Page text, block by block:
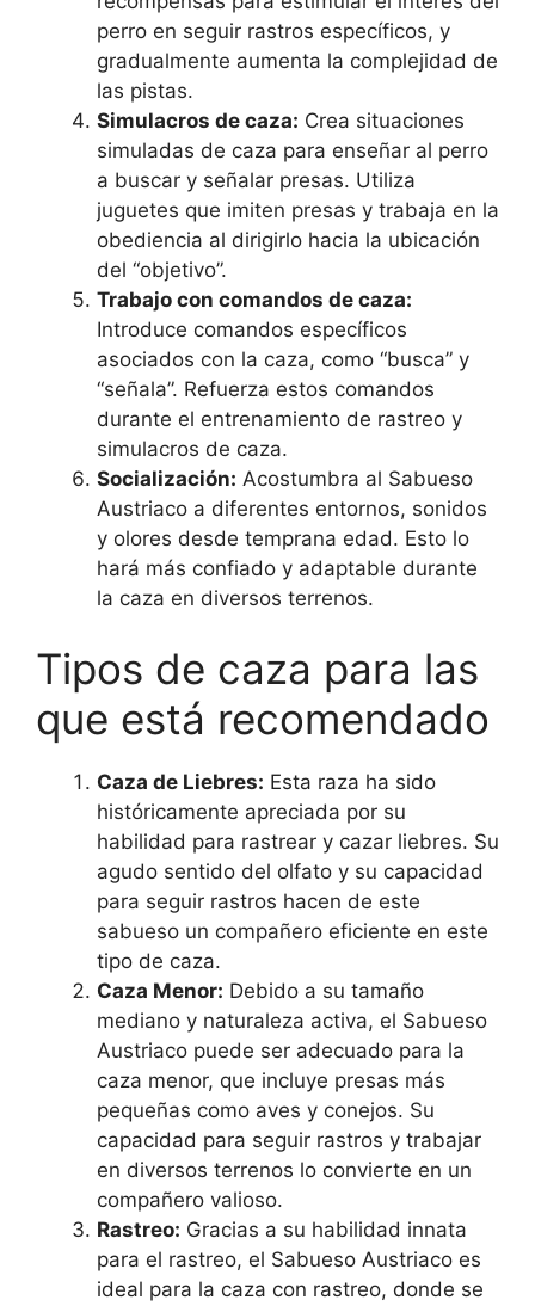
perro en seguir rastros específicos, y
gradualmente aumenta la complejidad de
las pistas.
Simulacros de caza: Crea situaciones
simuladas de caza para enseñar al perro
a buscar y señalar presas. Utiliza
juguetes que imiten presas y trabaja en la
obediencia al dirigirlo hacia la ubicación
del “objetivo”.
Trabajo con comandos de caza:
Introduce comandos específicos
asociados con la caza, como “busca” y
“señala”. Refuerza estos comandos
durante el entrenamiento de rastreo y
simulacros de caza.
Socialización: Acostumbra al Sabueso
Austriaco a diferentes entornos, sonidos
y olores desde temprana edad. Esto lo
hará más confiado y adaptable durante
la caza en diversos terrenos.
Tipos de caza para las
que está recomendado
Caza de Liebres: Esta raza ha sido
históricamente apreciada por su
habilidad para rastrear y cazar liebres. Su
agudo sentido del olfato y su capacidad
para seguir rastros hacen de este
sabueso un compañero eficiente en este
tipo de caza.
Caza Menor: Debido a su tamaño
mediano y naturaleza activa, el Sabueso
Austriaco puede ser adecuado para la
caza menor, que incluye presas más
pequeñas como aves y conejos. Su
capacidad para seguir rastros y trabajar
en diversos terrenos lo convierte en un
compañero valioso.
Rastreo: Gracias a su habilidad innata
para el rastreo, el Sabueso Austriaco es
ideal para la caza con rastreo, donde se